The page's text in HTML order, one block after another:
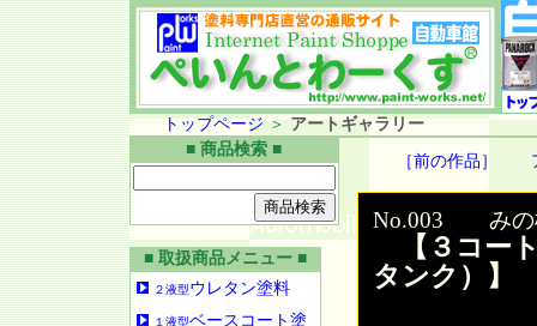
トップページ ＞ アートギャラリー
■ 商品検索 ■
■ 取扱商品メニュー ■
２液型ウレタン塗料
１液型ベースコート塗
［前の作品］
No.003 みの
【３コー
タンク）】